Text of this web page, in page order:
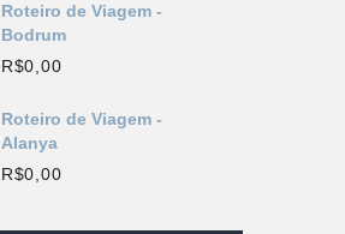
Roteiro de Viagem -
Bodrum
R$0,00
Roteiro de Viagem -
Alanya
R$0,00